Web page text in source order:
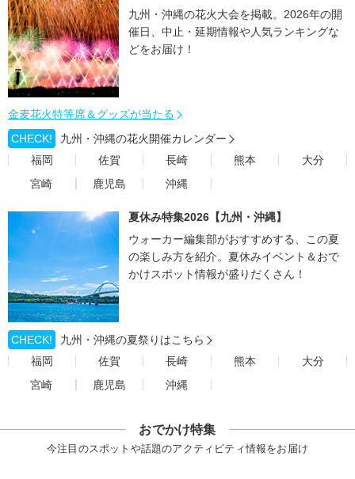
九州・沖縄の花火大会を掲載。2026年の開
催日、中止・延期情報や人気ランキングな
どをお届け！
金麦花火特等席＆グッズが当たる
CHECK!
九州・沖縄の花火開催カレンダー
福岡
佐賀 長崎 熊本
大分
宮崎
鹿児島 沖縄
夏休み特集2026【九州・沖縄】
ウォーカー編集部がおすすめする、この夏
の楽しみ方を紹介。夏休みイベント＆おで
かけスポット情報が盛りだくさん！
CHECK!
九州・沖縄の夏祭りはこちら
福岡
佐賀 長崎 熊本
大分
宮崎
鹿児島 沖縄
おでかけ特集
今注目のスポットや話題のアクティビティ情報をお届け